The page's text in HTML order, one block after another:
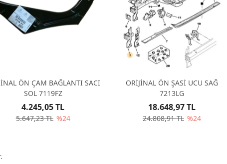
ÖN ÇAM BAĞLANTI SACI
SOL 7119FZ
5.647,23 TL %24
4.245,05 TL
ORİJİNAL ÖN ŞASİ UCU SAĞ
7213LG
24.808,91 TL %24
18.648,97 TL